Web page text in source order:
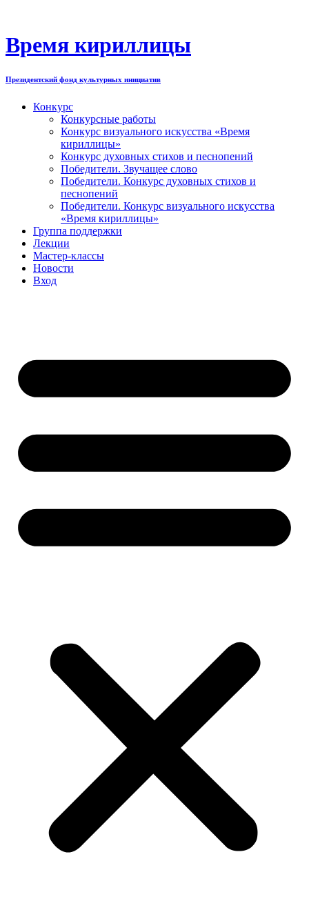
содержимому
Время кириллицы
Президентский фонд культурных инициатив
Конкурс
Конкурсные работы
Конкурс визуального искусства «Время
кириллицы»
Конкурс духовных стихов и песнопений
Победители. Звучащее слово
Победители. Конкурс духовных стихов и
песнопений
Победители. Конкурс визуального искусства
«Время кириллицы»
Группа поддержки
Лекции
Мастер-классы
Новости
Вход